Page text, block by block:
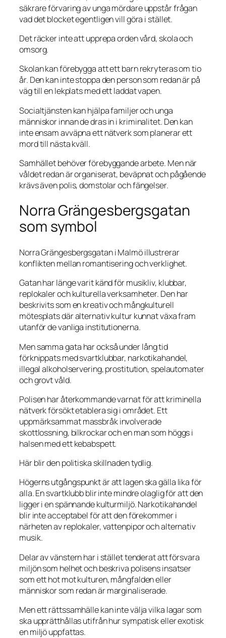
säkrare förvaring av unga mördare uppstår frågan
vad det blocket egentligen vill göra i stället.
Det räcker inte att upprepa orden vård, skola och
omsorg.
Skolan kan förebygga att ett barn rekryteras om tio
år. Den kan inte stoppa den person som redan är på
väg till en lekplats med ett laddat vapen.
Socialtjänsten kan hjälpa familjer och unga
människor innan de dras in i kriminalitet. Den kan
inte ensam avväpna ett nätverk som planerar ett
mord till nästa kväll.
Samhället behöver förebyggande arbete. Men när
våldet redan är organiserat, beväpnat och pågående
krävs även polis, domstolar och fängelser.
Norra Grängesbergsgatan
som symbol
Norra Grängesbergsgatan i Malmö illustrerar
konflikten mellan romantisering och verklighet.
Gatan har länge varit känd för musikliv, klubbar,
replokaler och kulturella verksamheter. Den har
beskrivits som en kreativ och mångkulturell
mötesplats där alternativ kultur kunnat växa fram
utanför de vanliga institutionerna.
Men samma gata har också under lång tid
förknippats med svartklubbar, narkotikahandel,
illegal alkoholservering, prostitution, spelautomater
och grovt våld.
Polisen har återkommande varnat för att kriminella
nätverk försökt etablera sig i området. Ett
uppmärksammat massbråk involverade
skottlossning, bilkrockar och en man som höggs i
halsen med ett kebabspett.
Här blir den politiska skillnaden tydlig.
Högerns utgångspunkt är att lagen ska gälla lika för
alla. En svartklubb blir inte mindre olaglig för att den
ligger i en spännande kulturmiljö. Narkotikahandel
blir inte acceptabel för att den förekommer i
närheten av replokaler, vattenpipor och alternativ
musik.
Delar av vänstern har i stället tenderat att försvara
miljön som helhet och beskriva polisens insatser
som ett hot mot kulturen, mångfalden eller
människor som redan är marginaliserade.
Men ett rättssamhälle kan inte välja vilka lagar som
ska upprätthållas utifrån hur sympatisk eller exotisk
en miljö uppfattas.